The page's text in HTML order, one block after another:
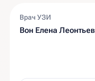
Врач УЗИ
Вон Елена